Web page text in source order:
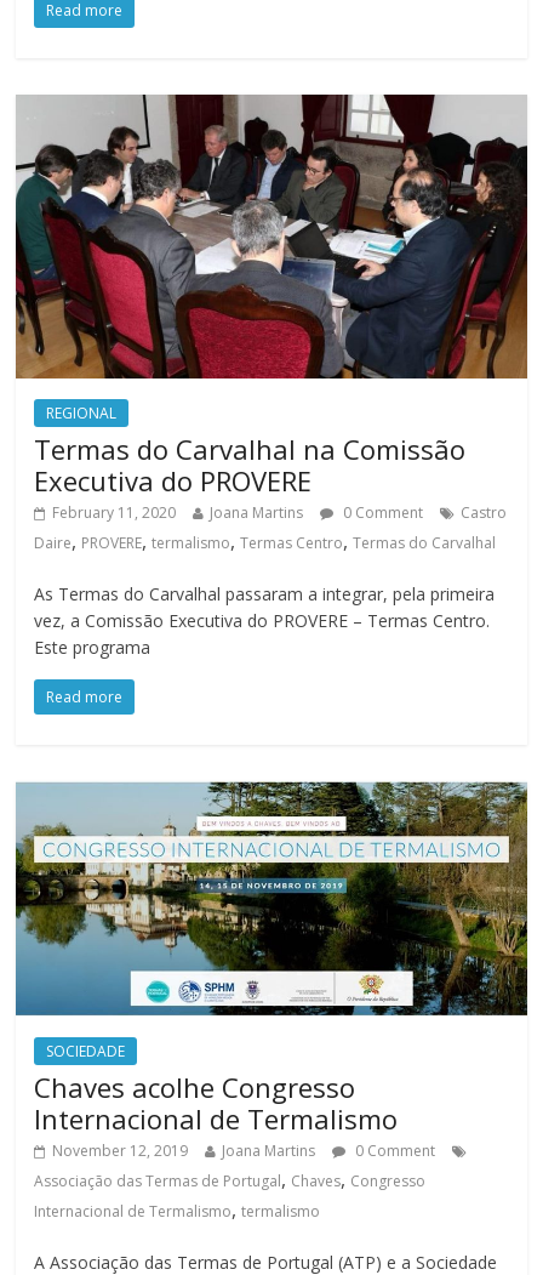
Read more
REGIONAL
Termas do Carvalhal na Comissão
Executiva do PROVERE
February 11, 2020 Joana Martins 0 Comment
Castro
Daire, PROVERE,termalismo,Termas Centro,Termas do Carvalhal
As Termas do Carvalhal passaram a integrar, pela primeira
vez, a Comissão Executiva do PROVERE – Termas Centro.
Este programa
Read more
SOCIEDADE
Chaves acolhe Congresso
Internacional de Termalismo
November 12, 2019 Joana Martins
0 Comment
Associação das Termas de Portugal, Chaves, Congresso
Internacional de Termalismo,termalismo
A Associação das Termas de Portugal (ATP) e a Sociedade